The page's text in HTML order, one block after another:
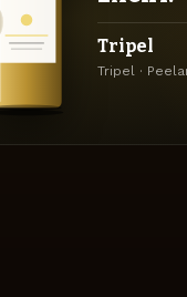
Tripel
Tripel ·